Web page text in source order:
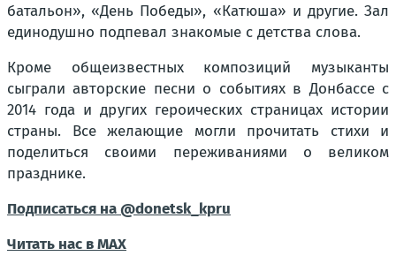
батальон», «День Победы», «Катюша» и другие. Зал
единодушно подпевал знакомые с детства слова.
Кроме общеизвестных композиций музыканты
сыграли авторские песни о событиях в Донбассе с
2014 года и других героических страницах истории
страны. Все желающие могли прочитать стихи и
поделиться своими переживаниями о великом
празднике.
Подписаться на @donetsk_kpru
Читать нас в МАХ